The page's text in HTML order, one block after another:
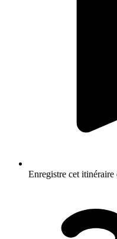
Enregistre cet